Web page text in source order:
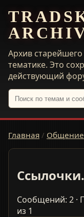
Архив
тематике. Это
действующий
Главная / Общение
Ссылочки.
Сообщений: 2 ·
из 1